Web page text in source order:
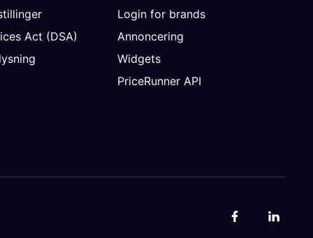
Act (DSA)
Login for brands
Annoncering
Widgets
PriceRunner API